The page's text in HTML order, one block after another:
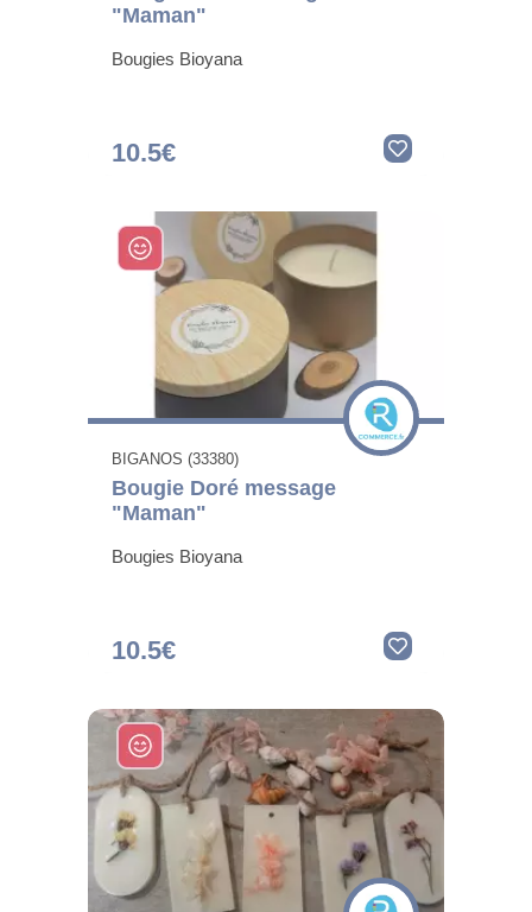
"Maman"
Bougies Bioyana
10.5€
BIGANOS (33380)
Bougie Doré message
"Maman"
Bougies Bioyana
10.5€